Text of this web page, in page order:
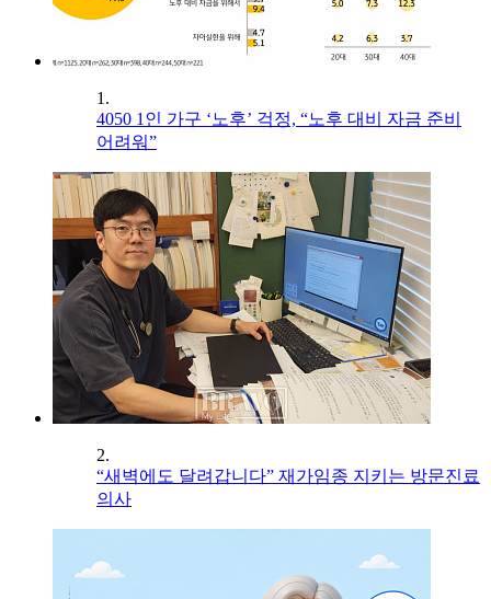
1.
4050 1인 가구 ‘노후’ 걱정, “노후 대비 자금 준비
어려워”
2.
“새벽에도 달려갑니다” 재가임종 지키는 방문진료
의사